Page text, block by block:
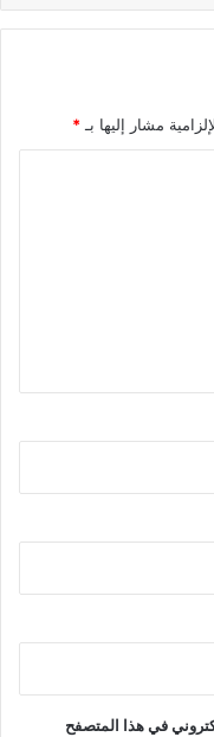
مشار إليها بـ *
في هذا المتصفح